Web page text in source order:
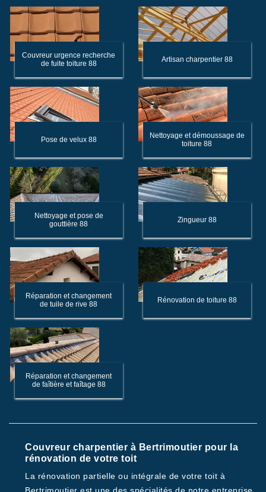
Couvreur urgence recherche
de fuite toiture 88
Artisan charpentier 88
Pose de velux 88
Nettoyage et démoussage de
toiture 88
Nettoyage et pose de
gouttière 88
Zingueur 88
Réparation et changement
de tuile de rive 88
Rénovation de toiture 88
Réparation et changement
de faîtière et faîtage 88
Couvreur charpentier à Bertrimoutier pour la
rénovation de votre toit
La rénovation partielle ou intégrale de votre toit à